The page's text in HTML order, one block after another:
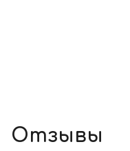
Отзывы